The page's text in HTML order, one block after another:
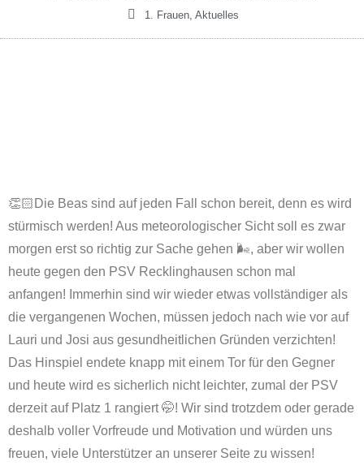
1. Frauen Aktuelles
👏🏻Die Beas sind auf jeden Fall schon bereit, denn es wird
stürmisch werden! Aus meteorologischer Sicht soll es zwar
morgen erst so richtig zur Sache gehen 🌬, aber wir wollen
heute gegen den PSV Recklinghausen schon mal
anfangen! Immerhin sind wir wieder etwas vollständiger als
die vergangenen Wochen, müssen jedoch nach wie vor auf
Lauri und Josi aus gesundheitlichen Gründen verzichten!
Das Hinspiel endete knapp mit einem Tor für den Gegner
und heute wird es sicherlich nicht leichter, zumal der PSV
derzeit auf Platz 1 rangiert 🤭! Wir sind trotzdem oder gerade
deshalb voller Vorfreude und Motivation und würden uns
freuen, viele Unterstützer an unserer Seite zu wissen!